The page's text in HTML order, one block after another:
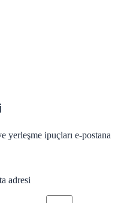
yerleşme ipuçları e-postana
adresi